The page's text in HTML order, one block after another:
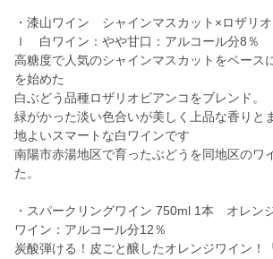
・漆山ワイン シャインマスカット×ロザリ
ｌ 白ワイン：やや甘口：アルコール分8％
高糖度で人気のシャインマスカットをベース
を始めた
白ぶどう品種ロザリオビアンコをブレンド。
緑がかった淡い色合いが美しく上品な香りと
地よいスマートな白ワインです
南陽市赤湯地区で育ったぶどうを同地区のワ
た。
・スパークリングワイン 750ml 1本 オレ
ワイン：アルコール分12％
炭酸弾ける！皮ごと醸したオレンジワイン！